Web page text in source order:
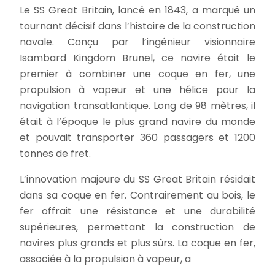
Le SS Great Britain, lancé en 1843, a marqué un
tournant décisif dans l’histoire de la construction
navale. Conçu par l’ingénieur visionnaire
Isambard Kingdom Brunel, ce navire était le
premier à combiner une coque en fer, une
propulsion à vapeur et une hélice pour la
navigation transatlantique. Long de 98 mètres, il
était à l’époque le plus grand navire du monde
et pouvait transporter 360 passagers et 1200
tonnes de fret.
L’innovation majeure du SS Great Britain résidait
dans sa coque en fer. Contrairement au bois, le
fer offrait une résistance et une durabilité
supérieures, permettant la construction de
navires plus grands et plus sûrs. La coque en fer,
associée à la propulsion à vapeur, a